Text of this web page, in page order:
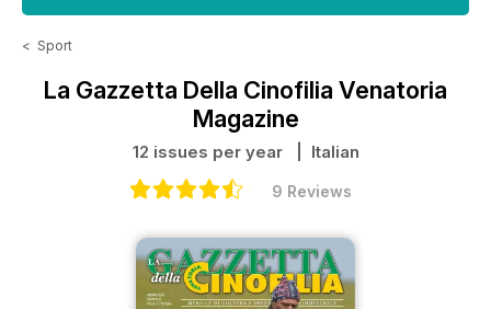
< Sport
La Gazzetta Della Cinofilia Venatoria
Magazine
12 issues per year | Italian
9 Reviews